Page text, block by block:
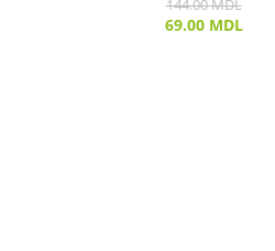
144.00MDL
69.00 MDL